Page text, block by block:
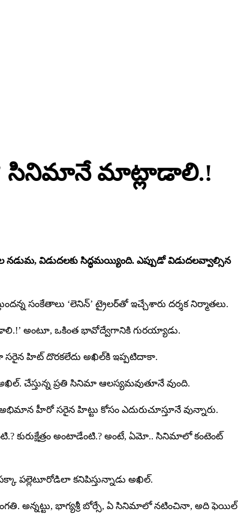
సినిమానే మాట్లాడాలి.!
విడుదలకు సిద్ధమయ్యింది. ఎప్పుడో విడుదలవ్వాల్సిన
సంకేతాలు ‘లెనిన్’ ట్రైలర్‌తో ఇచ్చేశారు దర్శక నిర్మాతలు.
అంటూ, ఒకింత భావోద్వేగానికి గురయ్యాడు.
హిట్ దొరకలేదు అఖిల్‌కి ఇప్పటిదాకా.
చేస్తున్న ప్రతి సినిమా ఆలస్యమవుతూనే వుంది.
హీరో సరైన హిట్టు కోసం ఎదురుచూస్తూనే వున్నారు.
కురుక్షేత్రం అంటాడేంటి.? అంటే, ఏమో.. సినిమాలో కంటెంట్
పల్లెటూరోడిలా కనిపిస్తున్నాడు అఖిల్.
అన్నట్టు, భాగ్యశ్రీ బోర్సే, ఏ సినిమాలో నటించినా, అది ఫెయిల్